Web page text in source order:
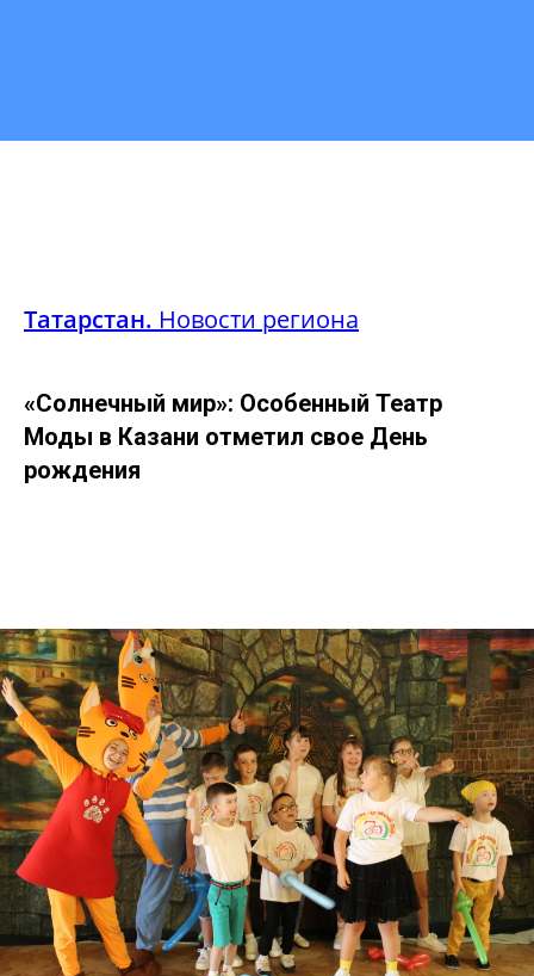
Татарстан. Новости региона
«Солнечный мир»: Особенный Театр
Моды в Казани отметил свое День
рождения